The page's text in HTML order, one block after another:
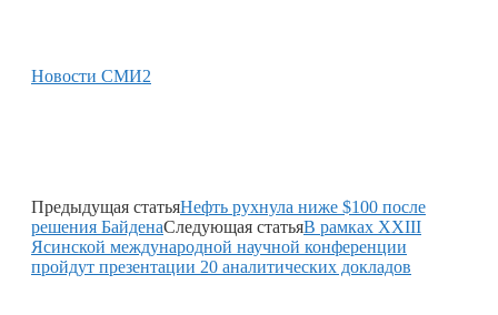
Новости СМИ2
Предыдущая статьяНефть рухнула ниже $100 после
решения БайденаСледующая статьяВ рамках XXIII
Ясинской международной научной конференции
пройдут презентации 20 аналитических докладов